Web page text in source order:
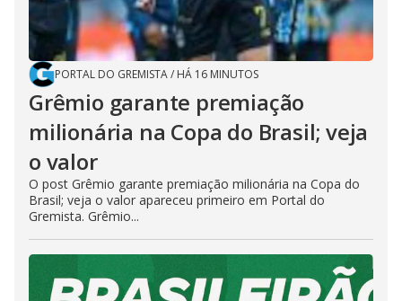
PORTAL DO GREMISTA/ HÁ 16 MINUTOS
Grêmio garante premiação
milionária na Copa do Brasil; veja
o valor
O post Grêmio garante premiação milionária na Copa do
Brasil; veja o valor apareceu primeiro em Portal do
Gremista. Grêmio...